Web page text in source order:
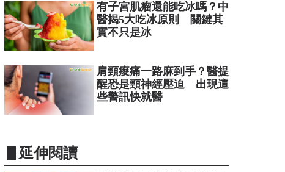
有子宮肌瘤還能吃冰嗎？中
醫揭5大吃冰原則 關鍵其
實不只是冰
肩頸痠痛一路麻到手？醫提
醒恐是頸神經壓迫 出現這
些警訊快就醫
▋延伸閱讀